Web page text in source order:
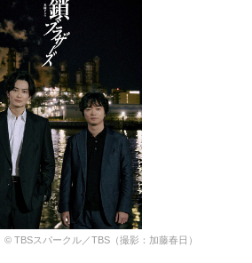
TBSスパークル／TBS（撮影：加藤春日）